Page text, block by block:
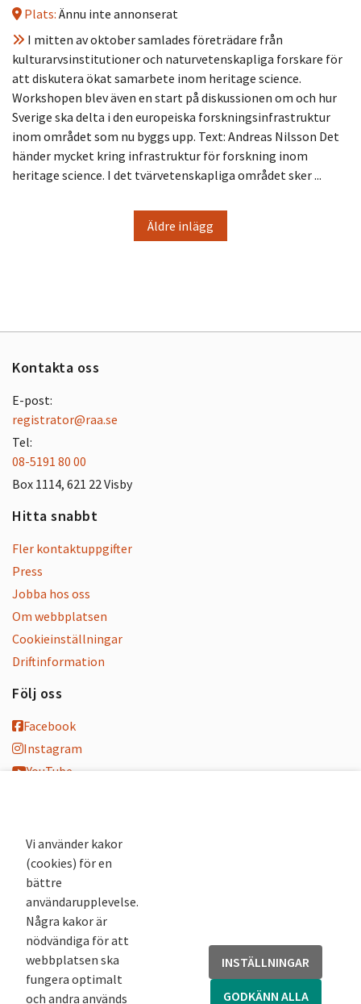
Plats: Ännu inte annonserat
I mitten av oktober samlades företrädare från
kulturarvsinstitutioner och naturvetenskapliga forskare för
att diskutera ökat samarbete inom heritage science.
Workshopen blev även en start på diskussionen om och hur
Sverige ska delta i den europeiska forskningsinfrastruktur
inom området som nu byggs upp. Text: Andreas Nilsson Det
händer mycket kring infrastruktur för forskning inom
heritage science. I det tvärvetenskapliga området sker ...
Äldre inlägg
Kontakta oss
E-post:
registrator@raa.se
Tel:
08-5191 80 00
Box 1114, 621 22 Visby
Hitta snabbt
Fler kontaktuppgifter
Press
Jobba hos oss
Om webbplatsen
Cookieinställningar
Driftinformation
Följ oss
Facebook
Instagram
YouTube
Nyhetsbrev
Andra webbplatser
Arkivsök
Fornsök
Fornreg
Bebyggelseregistret
Runor
Vi använder kakor
(cookies) för en
bättre
användarupplevelse.
Några kakor är
nödvändiga för att
webbplatsen ska
fungera optimalt
och andra används
INSTÄLLNINGAR
GODKÄNN ALLA